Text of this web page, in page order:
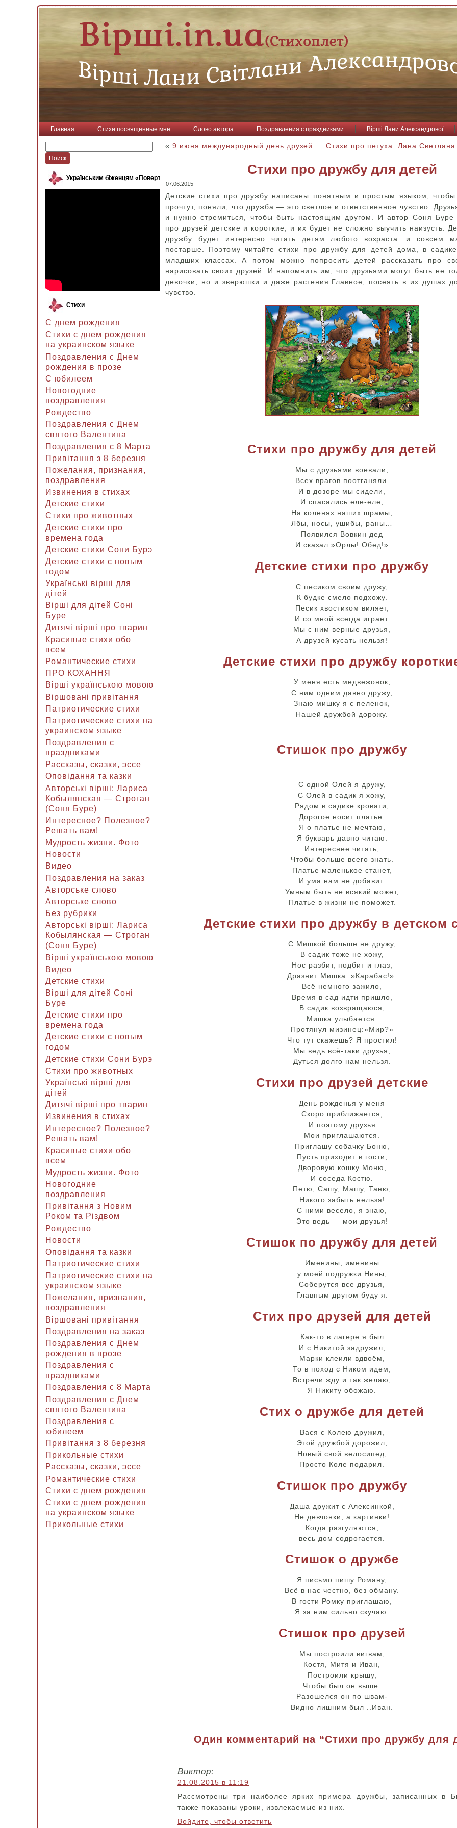
Главная Стихи посвященные мне Слово автора Поздравления с праздниками Вірші Лани Александрової
Українським біженцям «Повертайся, пташко»
Стихи
С днем рождения
Стихи с днем рождения
на украинском языке
Поздравления с Днем
рождения в прозе
C юбилеем
Новогодние
поздравления
Рождество
Поздравления с Днем
святого Валентина
Поздравления с 8 Марта
Привітання з 8 березня
Пожелания, признания,
поздравления
Извинения в стихах
Детские стихи
Стихи про животных
Детские стихи про
времена года
Детские стихи Сони Бурэ
Детские стихи с новым
годом
Українські вірші для
дітей
Вірші для дітей Соні
Буре
Дитячі вірші про тварин
Красивые стихи обо
всем
Романтические стихи
ПРО КОХАННЯ
Вірші українською мовою
Віршовані привітання
Патриотические стихи
Патриотические стихи на
украинском языке
Поздравления с
праздниками
Рассказы, сказки, эссе
Оповідання та казки
Авторські вірші: Лариса
Кобылянская — Строган
(Соня Буре)
Интересное? Полезное?
Решать вам!
Мудрость жизни. Фото
Новости
Видео
Поздравления на заказ
Авторське слово
Авторське слово
Без рубрики
Авторські вірші: Лариса
Кобылянская — Строган
(Соня Буре)
Вірші українською мовою
Видео
Детские стихи
Вірші для дітей Соні
Буре
Детские стихи про
времена года
Детские стихи с новым
годом
Детские стихи Сони Бурэ
Стихи про животных
Українські вірші для
дітей
Дитячі вірші про тварин
Извинения в стихах
Интересное? Полезное?
Решать вам!
Красивые стихи обо
всем
Мудрость жизни. Фото
Новогодние
поздравления
Привітання з Новим
Роком та Різдвом
Рождество
Новости
Оповідання та казки
Патриотические стихи
Патриотические стихи на
украинском языке
Пожелания, признания,
поздравления
Віршовані привітання
Поздравления на заказ
Поздравления с Днем
рождения в прозе
Поздравления с
праздниками
Поздравления с 8 Марта
Поздравления с Днем
святого Валентина
Поздравления с
юбилеем
Привітання з 8 березня
Прикольные стихи
Рассказы, сказки, эссе
Романтические стихи
Стихи с днем рождения
Стихи с днем рождения
на украинском языке
Прикольные стихи
« 9 июня международный день друзей Стихи про петуха. Лана
Стихи про дружбу для детей
07.06.2015
Детские стихи про дружбу написаны понятным и простым языком, чтобы
прочтут, поняли, что дружба — это светлое и ответственное чувство.
и нужно стремиться, чтобы быть настоящим другом. И автор Соня Буре
про друзей детские и короткие, и их будет не сложно выучить наизусть.
дружбу будет интересно читать детям любого возраста: и совсем
постарше. Поэтому читайте стихи про дружбу для детей дома, в
младших классах. А потом можно попросить детей рассказать про
нарисовать своих друзей. И напомнить им, что друзьями могут быть не
девочки, но и зверюшки и даже растения.Главное, посеять в их душах
чувство.
Стихи про дружбу для детей
Мы с друзьями воевали,
Всех врагов поотганяли.
И в дозоре мы сидели,
И спасались еле-еле,
На коленях наших шрамы,
Лбы, носы, ушибы, раны…
Появился Вовкин дед
И сказал:»Орлы! Обед!»
Детские стихи про дружбу
С песиком своим дружу,
К будке смело подхожу.
Песик хвостиком виляет,
И со мной всегда играет.
Мы с ним верные друзья,
А друзей кусать нельзя!
Детские стихи про дружбу
У меня есть медвежонок,
С ним одним давно дружу,
Знаю мишку я с пеленок,
Нашей дружбой дорожу.
Стишок про дружбу
С одной Олей я дружу,
С Олей в садик я хожу,
Рядом в садике кровати,
Дорогое носит платье.
Я о платье не мечтаю,
Я букварь давно читаю.
Интереснее читать,
Чтобы больше всего знать.
Платье маленькое станет,
И ума нам не добавит.
Умным быть не всякий может,
Платье в жизни не поможет.
Детские стихи про дружбу в детском
С Мишкой больше не дружу,
В садик тоже не хожу,
Нос разбит, подбит и глаз,
Дразнит Мишка :»Карабас!».
Всё немного зажило,
Время в сад идти пришло,
В садик возвращаюся,
Мишка улыбается.
Протянул мизинец:»Мир?»
Что тут скажешь? Я простил!
Мы ведь всё-таки друзья,
Дуться долго нам нельзя.
Стихи про друзей детские
День рожденья у меня
Скоро приближается,
И поэтому друзья
Мои приглашаются.
Приглашу собачку Боню,
Пусть приходит в гости,
Дворовую кошку Моню,
И соседа Костю.
Петю, Сашу, Машу, Таню,
Никого забыть нельзя!
С ними весело, я знаю,
Это ведь — мои друзья!
Стишок по дружбу для детей
Именины, именины
у моей подружки Нины,
Соберутся все друзья,
Главным другом буду я.
Стих про друзей для детей
Как-то в лагере я был
И с Никитой задружил,
Марки клеили вдвоём,
То в поход с Ником идем,
Встречи жду и так желаю,
Я Никиту обожаю.
Стих о дружбе для детей
Вася с Колею дружил,
Этой дружбой дорожил,
Новый свой велосипед,
Просто Коле подарил.
Стишок про дружбу
Даша дружит с Алексинкой,
Не девчонки, а картинки!
Когда разгуляются,
весь дом содрогается.
Стишок о дружбе
Я письмо пишу Роману,
Всё в нас честно, без обману.
В гости Ромку приглашаю,
Я за ним сильно скучаю.
Стишок про друзей
Мы построили вигвам,
Костя, Митя и Иван,
Построили крышу,
Чтобы был он выше.
Разошелся он по швам-
Видно лишним был ..Иван.
Один комментарий на “Стихи про дружбу для
Виктор:
21.08.2015 в 11:19
Рассмотрены три наиболее ярких примера дружбы, записанных в
также показаны уроки, извлекаемые из них.
Войдите, чтобы ответить